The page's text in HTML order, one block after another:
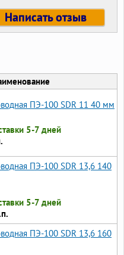
Написать отзыв
ПЭ-100 SDR 11 40 мм
5-7 дней
ПЭ-100 SDR 13,6 140
5-7 дней
ПЭ-100 SDR 13,6 160